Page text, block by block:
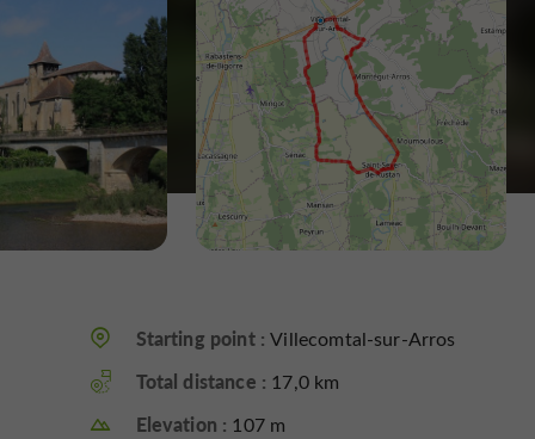
Starting point :Villecomtal-sur-Arros
Total distance : 17,0 km
Elevation : 107 m